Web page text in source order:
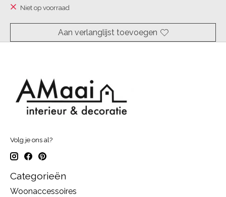
Niet op voorraad
Aan verlanglijst toevoegen
Volg je ons al?
Categorieën
Woonaccessoires